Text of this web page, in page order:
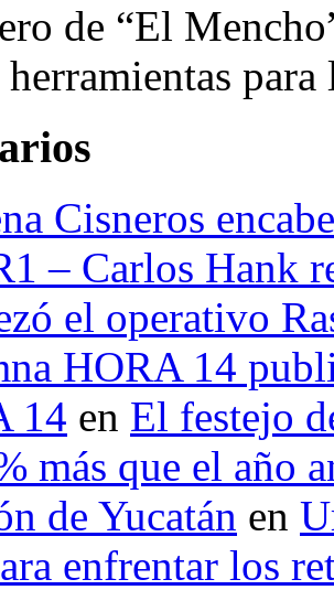
de “El
herramientas
Cisneros
– Carlos Hank
el operativo
HORA 14
14 en El festejo
más que el año
de Yucatán en
enfrentar los